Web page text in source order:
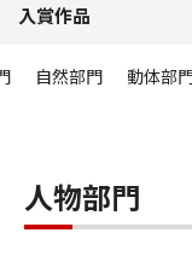
入賞作品
自然部門 動体部
人物部門